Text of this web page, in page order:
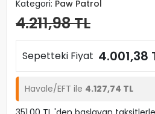
Kategori: Paw Patrol
4.211,98 TL
Sepetteki Fiyat 4.001,38
Havale/EFT ile 4.127,74 TL